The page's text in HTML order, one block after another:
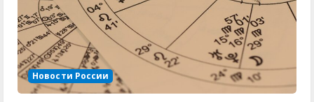
Новости России